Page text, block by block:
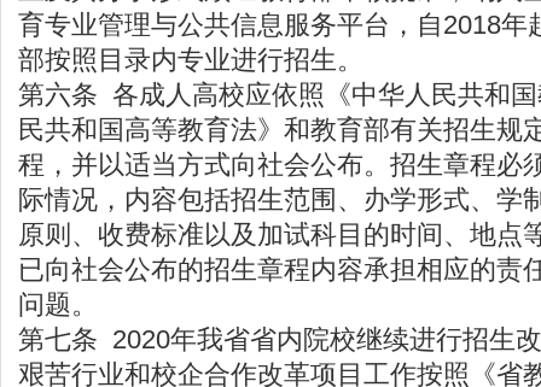
育专业管理与公共信息服务平台，自2018年
部按照目录内专业进行招生。
第六条 各成人高校应依照《中华人民共和
民共和国高等教育法》和教育部有关招生规
程，并以适当方式向社会公布。招生章程必
际情况，内容包括招生范围、办学形式、学
原则、收费标准以及加试科目的时间、地点
已向社会公布的招生章程内容承担相应的责
问题。
第七条 2020年我省省内院校继续进行招生
艰苦行业和校企合作改革项目工作按照《省